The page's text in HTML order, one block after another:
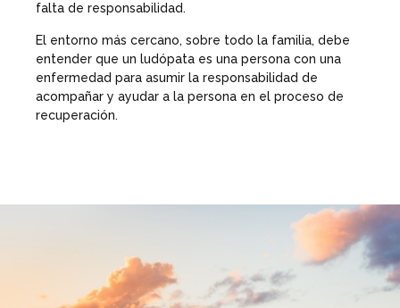
falta de responsabilidad.
El entorno más cercano, sobre todo la familia, debe
entender que un ludópata es una persona con una
enfermedad para asumir la responsabilidad de
acompañar y ayudar a la persona en el proceso de
recuperación.